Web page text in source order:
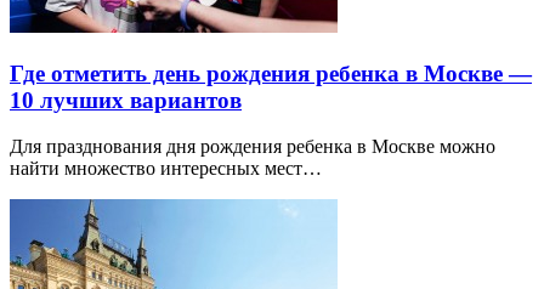
Где отметить день рождения ребенка в Москве —
10 лучших вариантов
Для празднования дня рождения ребенка в Москве можно
найти множество интересных мест…